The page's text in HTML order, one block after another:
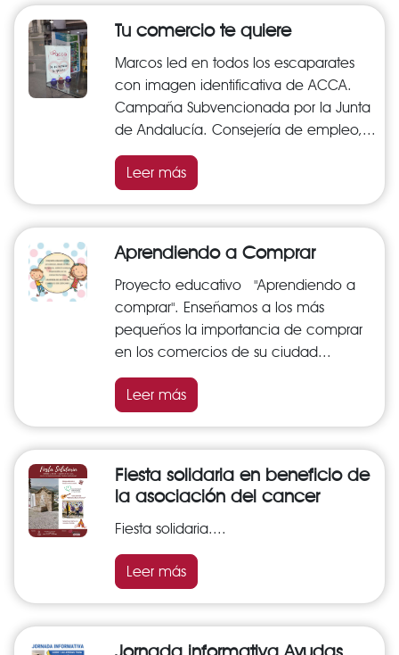
Tu comercio te quiere
Marcos led en todos los escaparates
con imagen identificativa de ACCA.
Campaña Subvencionada por la Junta
de Andalucía. Consejería de empleo,...
Leer más
Aprendiendo a Comprar
Proyecto educativo "Aprendiendo a
comprar". Enseñamos a los más
pequeños la importancia de comprar
en los comercios de su ciudad...
Leer más
Fiesta solidaria en beneficio de
la asociación del cancer
Fiesta solidaria....
Leer más